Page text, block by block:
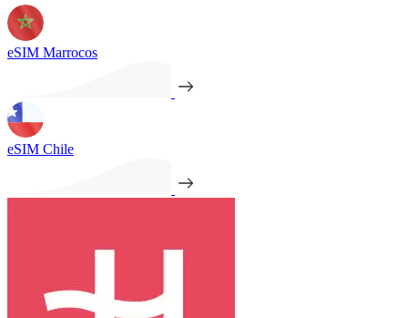
eSIM Marrocos
eSIM Chile